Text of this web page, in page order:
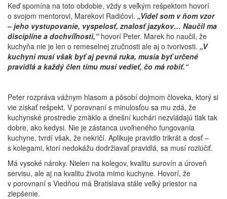
Keď spomína na toto obdobie, vždy s veľkým rešpektom hovorí
o svojom mentorovi, Marekovi Radičovi. „Videl som v ňom vzor
– jeho vystupovanie, vyspelosť, znalosť jazykov… Naučil ma
disciplíne a dochvíľnosti,“hovorí Peter. Marek ho naučil, že
kuchyňa nie je len o remeselnej zručnosti ale aj o tvorivosti. „V
kuchyni musí však byť aj pevná ruka, musia byť určené
pravidlá a každý člen tímu musí vedieť, čo má robiť.“
Peter rozpráva vážnym hlasom a pôsobí dojmom človeka, ktorý si
vie získať rešpekt. V porovnaní s minulosťou sa mu zdá, že
kuchynské prostredie zmäklo a dnešní kuchári nezvládajú tlak tak
dobre, ako kedysi. Nie je zástanca uvoľneného fungovania
kuchyne, tvrdí však, že nekričí. Aplikuje pravidlo trikrát a dosť –
s kolegami, ktorí nedokážu dodržiavať pravidlá, sa musí rozlúčiť.
Má vysoké nároky. Nielen na kolegov, kvalitu surovín a úroveň
servisu, ale aj na kvalitu života mimo kuchyne. Hovorí, že
v porovnaní s Viedňou má Bratislava stále veľký priestor na
zlepšenie.